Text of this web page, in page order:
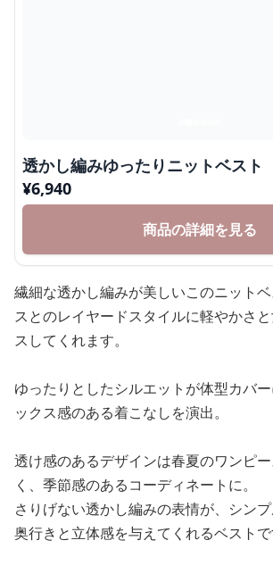
透かし編みゆったりニットベスト
¥6,940
商品の詳細を見る
繊細な透かし編みが美しいこのニット
スとのレイヤードスタイルに軽やかさ
スしてくれます。
ゆったりとしたシルエットが体型カバ
ックス感のある着こなしを演出。
透け感のあるデザインは春夏のワンピ
く、季節感のあるコーディネートに。
さりげない透かし編みの表情が、シン
奥行きと立体感を与えてくれるベストで